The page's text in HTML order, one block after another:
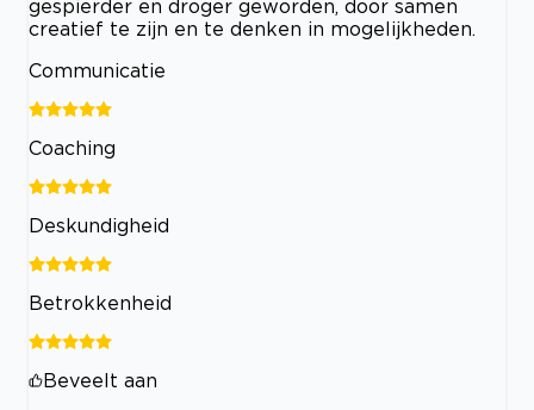
gespierder en droger geworden, door samen
creatief te zijn en te denken in mogelijkheden.
Communicatie
Coaching
Deskundigheid
Betrokkenheid
Beveelt aan